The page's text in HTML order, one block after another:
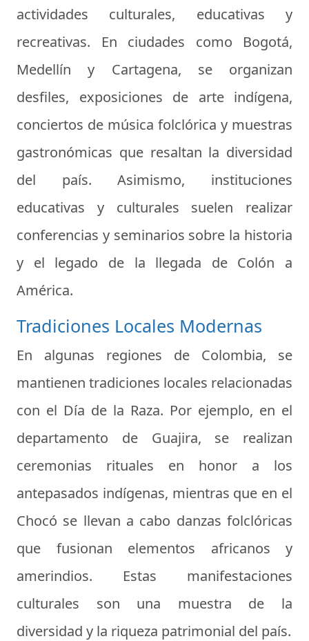
actividades culturales, educativas y
recreativas. En ciudades como Bogotá,
Medellín y Cartagena, se organizan
desfiles, exposiciones de arte indígena,
conciertos de música folclórica y muestras
gastronómicas que resaltan la diversidad
del país. Asimismo, instituciones
educativas y culturales suelen realizar
conferencias y seminarios sobre la historia
y el legado de la llegada de Colón a
América.
Tradiciones Locales Modernas
En algunas regiones de Colombia, se
mantienen tradiciones locales relacionadas
con el Día de la Raza. Por ejemplo, en el
departamento de Guajira, se realizan
ceremonias rituales en honor a los
antepasados indígenas, mientras que en el
Chocó se llevan a cabo danzas folclóricas
que fusionan elementos africanos y
amerindios. Estas manifestaciones
culturales son una muestra de la
diversidad y la riqueza patrimonial del país.